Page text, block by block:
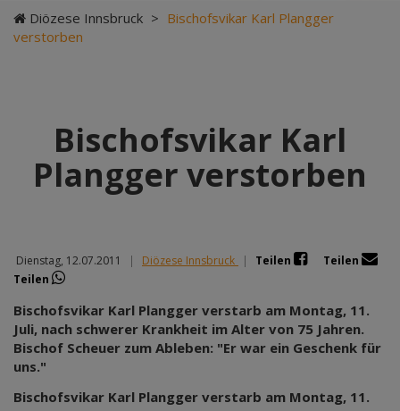
Diözese Innsbruck > Bischofsvikar Karl Plangger
verstorben
Bischofsvikar Karl
Plangger verstorben
Dienstag, 12.07.2011 | Diözese Innsbruck | Teilen
Teilen
Teilen
Bischofsvikar Karl Plangger verstarb am Montag, 11.
Juli, nach schwerer Krankheit im Alter von 75 Jahren.
Bischof Scheuer zum Ableben: "Er war ein Geschenk für
uns."
Bischofsvikar Karl Plangger verstarb am Montag, 11.